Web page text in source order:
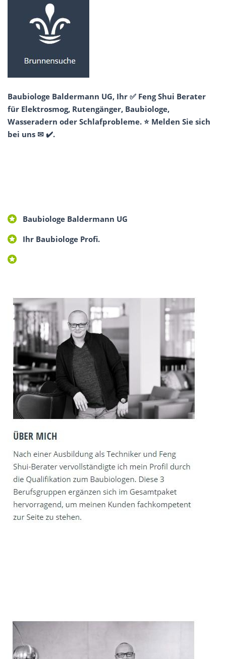
Baubiologe Baldermann UG, Ihr ✅ Feng Shui Berater
für Elektrosmog, Rutengänger, Baubiologe,
Wasseradern oder Schlafprobleme. ⭐ Melden Sie sich
bei uns ✉ ✔️.
Baubiologe Baldermann UG
Ihr Baubiologe Profi.